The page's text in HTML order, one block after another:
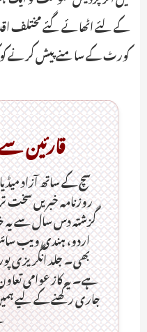
کے لئے اٹھائے گئے مختلف
کورٹ کے سامنے پیش کرنے
قارئین
سچ کے ساتھ آزاد
روزنامہ خبریں سخت
گزشتہ دس سال سے
اردو، ہندی ویب
بھی۔ جلد انگریزی
ہے۔ یہ کاز عوامی
جاری رکھنے کے لیے